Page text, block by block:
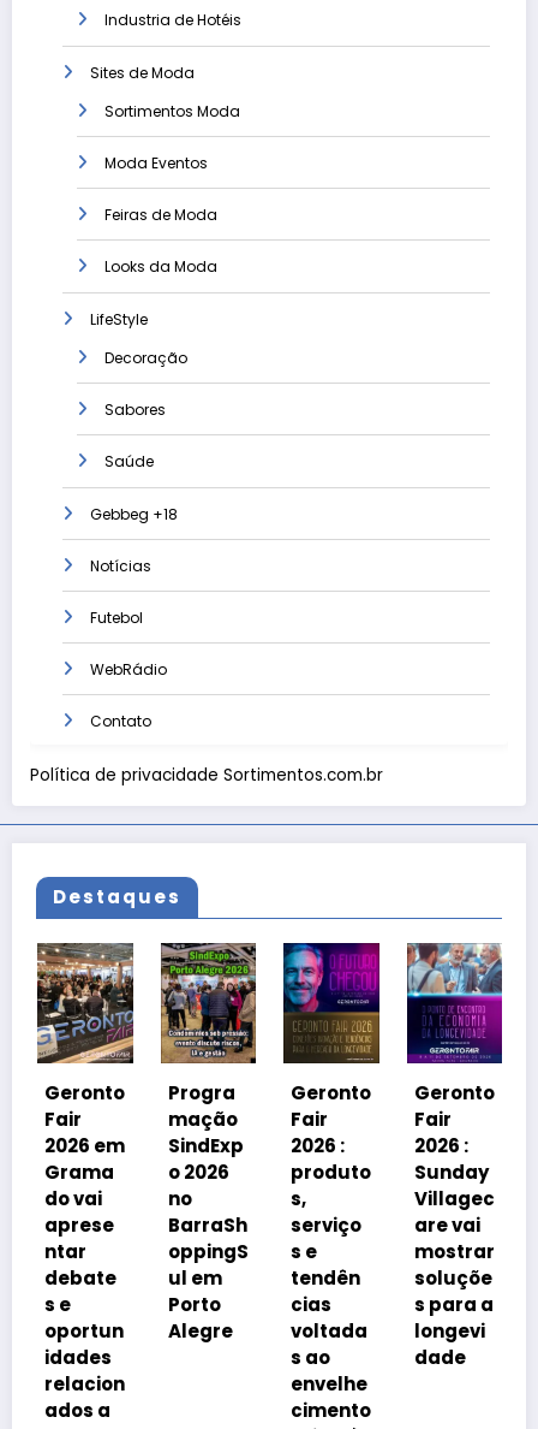
Industria de Hotéis
Sites de Moda
Sortimentos Moda
Moda Eventos
Feiras de Moda
Looks da Moda
LifeStyle
Decoração
Sabores
Saúde
Gebbeg +18
Notícias
Futebol
WebRádio
Contato
Política de privacidade Sortimentos.com.br
Destaques
Progra
mação
SindExp
o 2026
no
BarraSh
oppingS
ul em
Porto
Alegre
Geronto
Fair
2026 :
produto
s,
serviço
s e
tendên
cias
voltada
Geronto
Fair
2026 :
Sunday
are vai
mostrar
soluçõe
s para a
longevi
dade
Geronto
Fair
2026 em
Grama
do
debater
á
avanço
imobiliá
rio
impulsi
onado
pelo